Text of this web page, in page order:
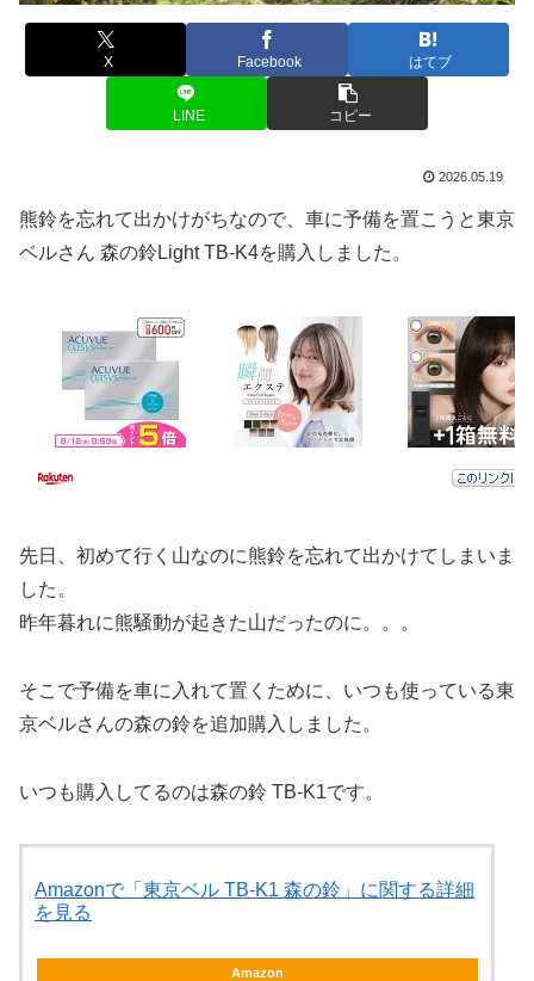
X Facebook はてブ
LINE コピー
2026.05.19
熊鈴を忘れて出かけがちなので、車に予備を置こうと東京
ベルさん 森の鈴Light TB-K4を購入しました。
先日、初めて行く山なのに熊鈴を忘れて出かけてしまいま
した。
昨年暮れに熊騒動が起きた山だったのに。。。
そこで予備を車に入れて置くために、いつも使っている東
京ベルさんの森の鈴を追加購入しました。
いつも購入してるのは森の鈴 TB-K1です。
Amazonで「東京ベル TB-K1 森の鈴」に関する詳細
を見る
Amazon